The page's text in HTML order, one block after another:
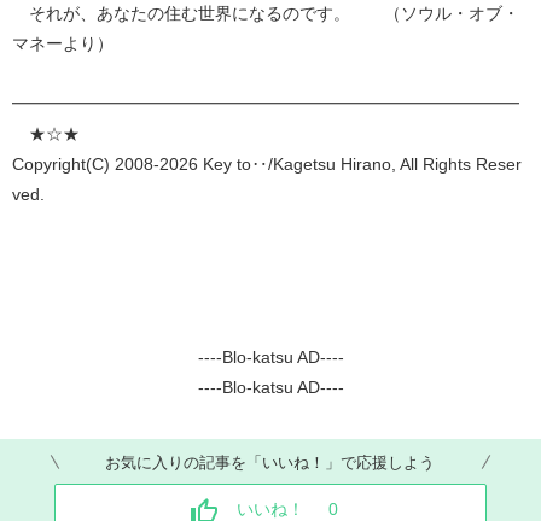
それが、あなたの住む世界になるのです。 （ソウル・オブ・
マネーより）
━━━━━━━━━━━━━━━━━━━━━━━━━━━━━━
★☆★
Copyright(C) 2008-2026 Key to‥/Kagetsu Hirano, All Rights Reser
ved.
----Blo-katsu AD----
----Blo-katsu AD----
お気に入りの記事を「いいね！」で応援しよう
いいね！ 0